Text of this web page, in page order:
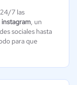
7 las
, un
sociales hasta
para que